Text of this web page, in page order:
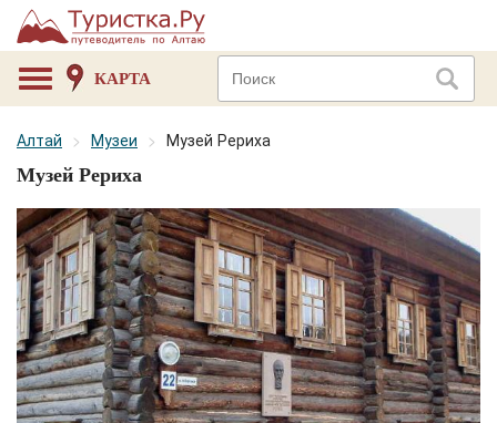
КАРТА
Алтай Музеи
Музей Рериха
Музей Рериха